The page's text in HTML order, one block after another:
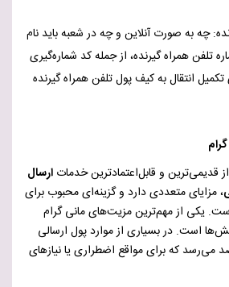
چه به صورت آنلاین و چه در شعبه باید نام
تلفن همراه گیرنده، از جمله کد شماره‌گیری
تکمیل انتقال به کیف پول تلفن همراه گیرنده
قدیمی‌ترین و قابل‌اعتمادترین خدمات ارسال
، مزایای متعددی دارد و گزینه‌ای محبوب برای
یکی از مهم‌ترین مزیت‌های مانی گرام
است. در بسیاری از موارد پول ارسالی
می‌رسد که برای مواقع اضطراری یا نیازهای